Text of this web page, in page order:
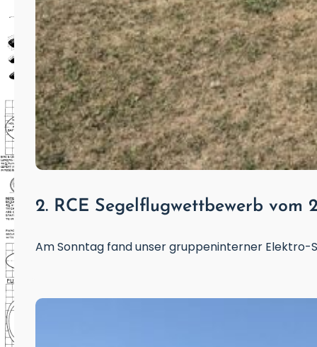
2. RCE Segelflugwettbewerb vom
Am Sonntag fand unser gruppeninterner